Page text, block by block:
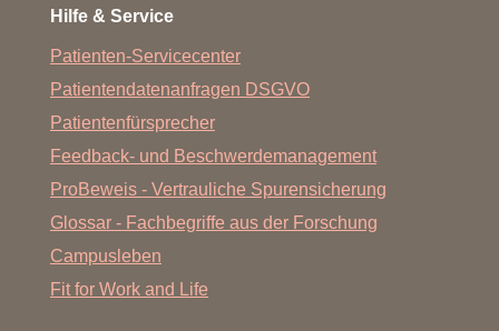
Hilfe & Service
Patienten-Servicecenter
Patientendatenanfragen DSGVO
Patientenfürsprecher
Feedback- und Beschwerdemanagement
ProBeweis - Vertrauliche Spurensicherung
Glossar - Fachbegriffe aus der Forschung
Campusleben
Fit for Work and Life